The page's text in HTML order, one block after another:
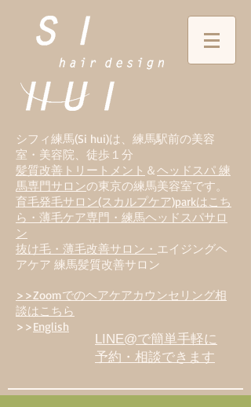
シフィ練馬(Si hui)は、 練馬駅前の美容
室・美容院、徒歩１分
髪質改善トリートメント ＆ヘッドスパ 練
馬専門サロンの東京の練馬美容室です。
育毛発毛サロン(スカルプケア)parkはこち
ら・薄毛ケア専門・練馬ヘッドスパサロ
ン
抜け毛・薄毛改善サロン・ エイジングヘ
アケア 練馬髪質改善サロン
>>Zoomでのヘアケアカウンセリング相
談はこちら
>>English
LINE@で簡単手軽に
予約・相談できます